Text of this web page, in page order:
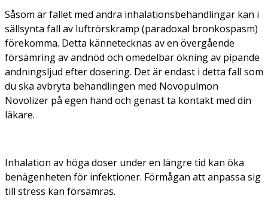
Såsom är fallet med andra inhalationsbehandlingar kan i
sällsynta fall av luftrörskramp (paradoxal bronkospasm)
förekomma. Detta kännetecknas av en övergående
försämring av andnöd och omedelbar ökning av pipande
andningsljud efter dosering. Det är endast i detta fall som
du ska avbryta behandlingen med Novopulmon
Novolizer på egen hand och genast ta kontakt med din
läkare.
Inhalation av höga doser under en längre tid kan öka
benägenheten för infektioner. Förmågan att anpassa sig
till stress kan försämras.